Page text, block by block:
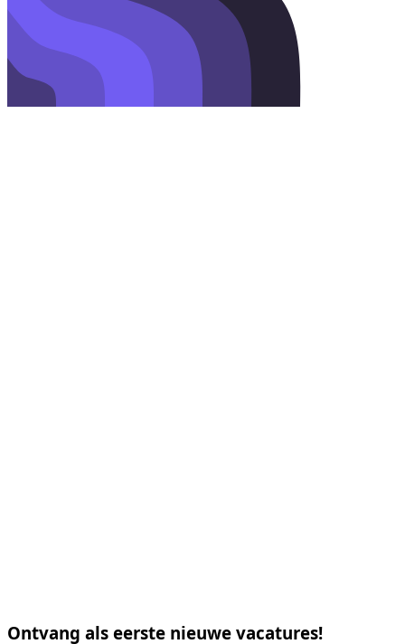
Ontvang als eerste nieuwe vacatures!